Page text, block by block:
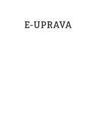
E-UPRAVA